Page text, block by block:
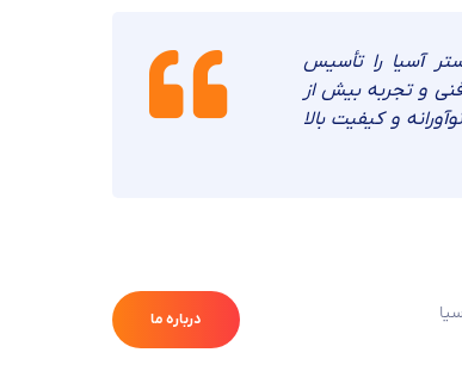
آسیا را تأسیس
و تجربه بیش از
و کیفیت بالا
درباره ما